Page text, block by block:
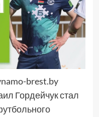
brest.by
Гордейчук стал